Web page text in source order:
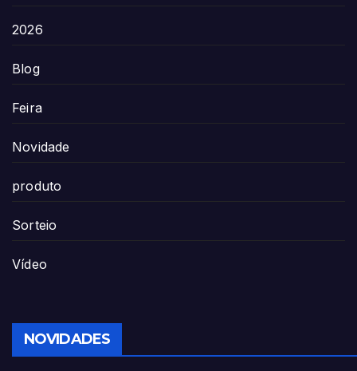
2026
Blog
Feira
Novidade
produto
Sorteio
Vídeo
NOVIDADES